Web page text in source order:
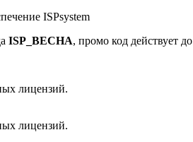
ISPsystem
ISP_BECHA, промо код действует до
лицензий.
лицензий.